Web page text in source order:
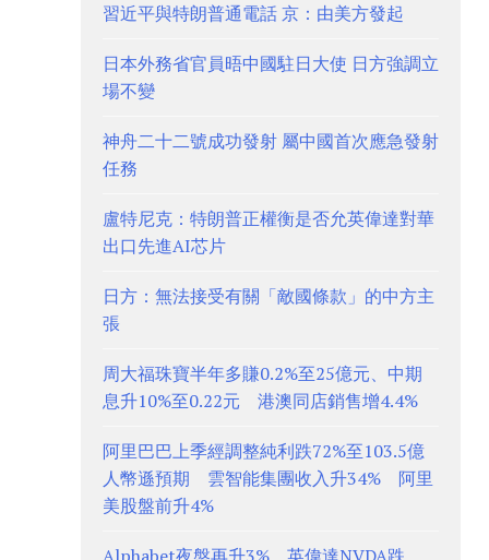
習近平與特朗普通電話 京：由美方發起
日本外務省官員晤中國駐日大使 日方強調立
場不變
神舟二十二號成功發射 屬中國首次應急發射
任務
盧特尼克：特朗普正權衡是否允英偉達對華
出口先進AI芯片
日方：無法接受有關「敵國條款」的中方主
張
周大福珠寶半年多賺0.2%至25億元、中期
息升10%至0.22元 港澳同店銷售增4.4%
阿里巴巴上季經調整純利跌72%至103.5億
人幣遜預期 雲智能集團收入升34% 阿里
美股盤前升4%